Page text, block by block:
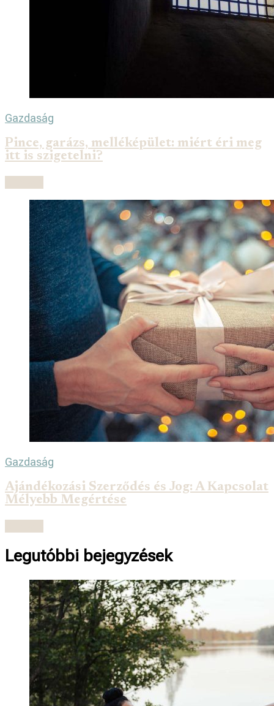
Gazdaság
Pince, garázs, melléképület: miért éri meg
itt is szigetelni?
Gazdaság
Ajándékozási Szerződés és Jog: A Kapcsolat
Mélyebb Megértése
Legutóbbi bejegyzések